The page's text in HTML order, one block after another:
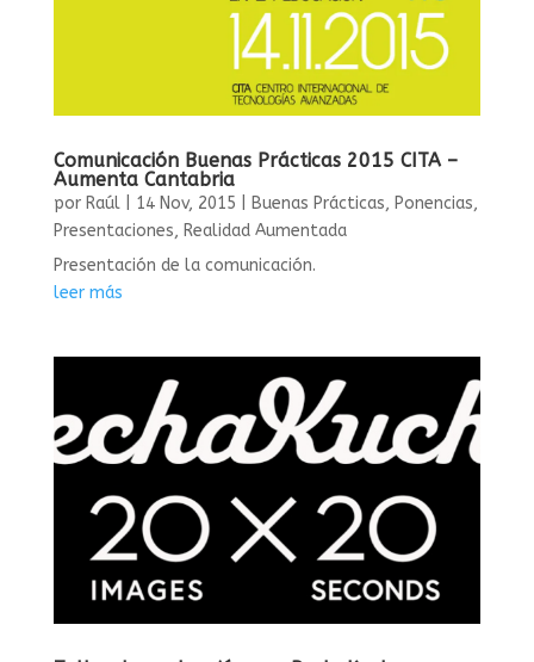
Comunicación Buenas Prácticas 2015 CITA –
Aumenta Cantabria
por Raúl| 14 Nov, 2015 Buenas Prácticas, Ponencias,
Presentaciones, Realidad Aumentada
Presentación de la comunicación.
leer más